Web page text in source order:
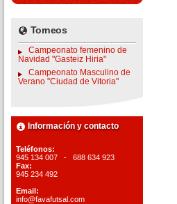
Torneos
Campeonato femenino de
Navidad "Gasteiz Hiria"
Campeonato Masculino de
Verano "Ciudad de Vitoria"
Información y contacto
Teléfonos:
945 134 007 - 688 634 923
Fax:
945 234 492
Email:
info@favafutsal.com